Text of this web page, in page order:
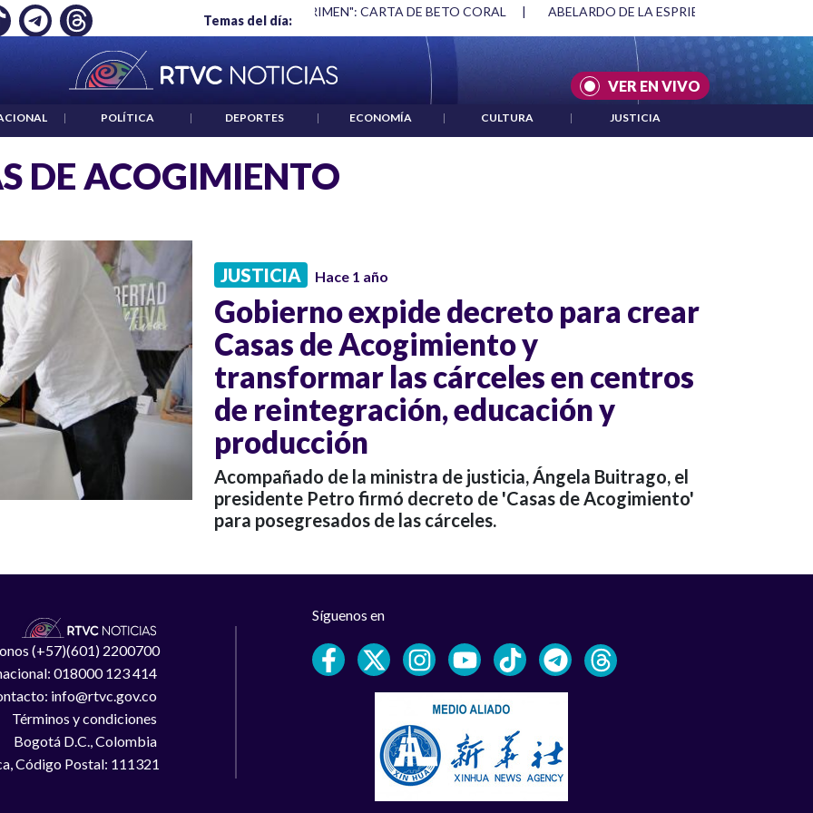
Temas del día:
EMPLEO: JP MORGAN "HABLAR NO ES UN CRIMEN": CARTA DE BETO CORAL | ABELARDO DE LA ESPRIELLA Y DMG
VER EN VIVO
| POLÍTICA | DEPORTES | ECONOMÍA | CULTURA | JUSTICIA
DE ACOGIMIENTO
JUSTICIA Hace 1 año
Gobierno expide decreto para crear
Casas de Acogimiento y
transformar las cárceles en centros
de reintegración, educación y
producción
Acompañado de la ministra de justicia, Ángela Buitrago, el
presidente Petro firmó decreto de 'Casas de Acogimiento'
para posegresados de las cárceles.
(+57)(601) 2200700
018000 123 414
info@rtvc.gov.co
Términos y condiciones
Bogotá D.C., Colombia
Código Postal: 111321
Síguenos en